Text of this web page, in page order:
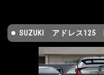
SUZUKI アドレス125